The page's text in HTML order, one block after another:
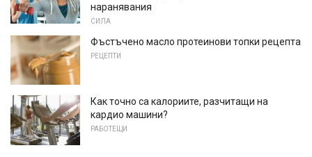
наранявания
СИЛА
Фъстъчено масло протеинови топки рецепта
РЕЦЕПТИ
Как точно са калориите, разчитащи на
кардио машини?
РАБОТЕЩИ